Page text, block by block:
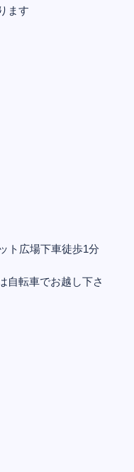
ます
ト広場下車徒歩1分
自転車でお越し下さ